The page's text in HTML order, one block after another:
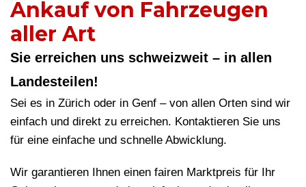
Ankauf von Fahrzeugen
aller Art
Sie erreichen uns schweizweit – in allen
Landesteilen!
Sei es in Zürich oder in Genf – von allen Orten sind wir
einfach und direkt zu erreichen. Kontaktieren Sie uns
für eine einfache und schnelle Abwicklung.
Wir garantieren Ihnen einen fairen Marktpreis für Ihr